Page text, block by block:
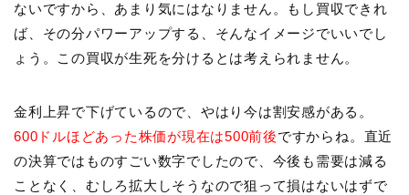
ないですから、あまり気にはなりません。もし買収できれ
ば、その分パワーアップする、そんなイメージでいいでし
ょう。この買収が生死を分けるとは考えられません。
金利上昇で下げているので、やはり今は割安感がある。
600ドルほどあった株価が現在は500前後ですからね。直近
の決算ではものすごい数字でしたので、今後も需要は減る
ことなく、むしろ拡大しそうなので狙って損はないはずで